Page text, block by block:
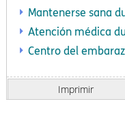
Mantenerse sana
Atención médica
Centro del
Imprimir